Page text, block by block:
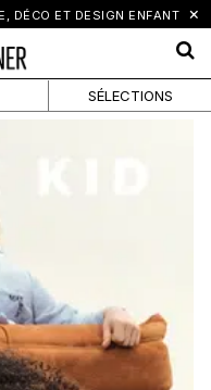
DÉCO ET DESIGN ENFANT ×
SÉLECTIONS